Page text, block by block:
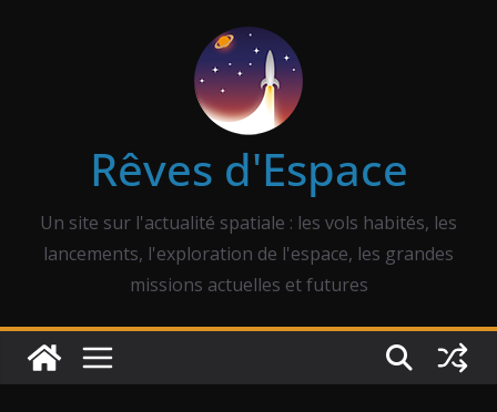
Rêves d'Espace
Un site sur l'actualité spatiale : les vols habités, les
lancements, l'exploration de l'espace, les grandes
missions actuelles et futures